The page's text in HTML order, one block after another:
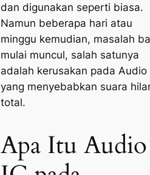
dan digunakan seperti biasa.
Namun beberapa hari atau
minggu kemudian, masalah
mulai muncul, salah satunya
adalah kerusakan pada Audio
yang menyebabkan suara
total.
Apa Itu Audio